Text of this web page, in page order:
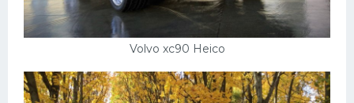
Volvo xc90 Heico